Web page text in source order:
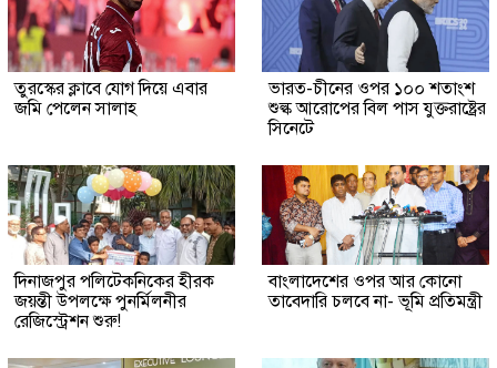
তুরস্কের ক্লাবে যোগ দিয়ে এবার
জমি পেলেন সালাহ
ভারত-চীনের ওপর ১০০ শতাংশ
শুল্ক আরোপের বিল পাস যুক্তরাষ্ট্রের
সিনেটে
দিনাজপুর পলিটেকনিকের হীরক
জয়ন্তী উপলক্ষে পুনর্মিলনীর
রেজিস্ট্রেশন শুরু!
বাংলাদেশের ওপর আর কোনো
তাবেদারি চলবে না- ভূমি প্রতিমন্ত্রী